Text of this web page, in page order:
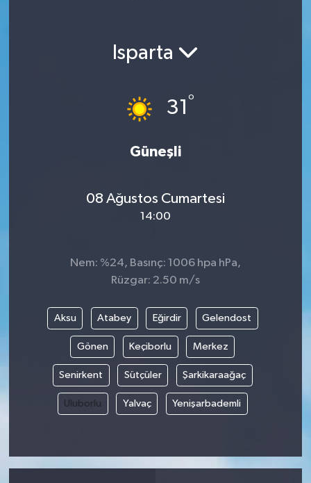
Isparta
31°
Güneşli
08 Ağustos Cumartesi
14:00
Nem: %24, Basınç: 1006 hpa hPa,
Rüzgar: 2.50 m/s
Aksu Atabey Eğirdir Gelendost
Gönen Keçiborlu Merkez
Senirkent Sütçüler Şarkikaraağaç
Uluborlu Yalvaç Yenişarbademli